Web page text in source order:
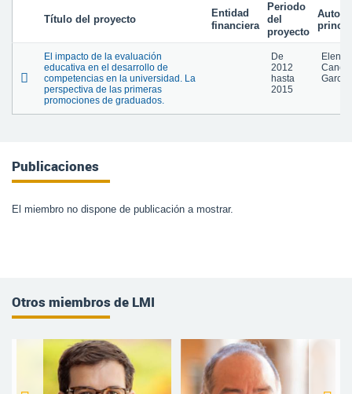
Título del proyecto
Entidad
financiera
Periodo
del
proyecto
Autor
El impacto de la evaluación
educativa en el desarrollo de
competencias en la universidad. La
perspectiva de las primeras
promociones de graduados.
De
2012
hasta
2015
Elena
Cano
García
Publicaciones
El miembro no dispone de publicación a mostrar.
Otros miembros de LMI
Raúl Martinez Corcuera Silvia Andrea Cristian Ladaga